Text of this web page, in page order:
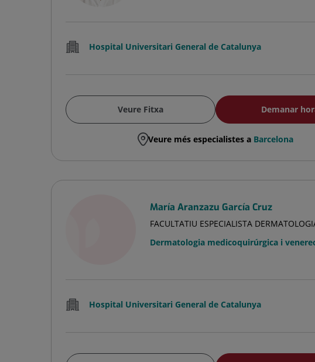
Hospital Universitari General de Catalunya
Veure Fitxa Demanar
Veure més especialistes a Barcelona
María Aranzazu García Cruz
FACULTATIU ESPECIALISTA
Dermatologia medicoquirúrgica i
Hospital Universitari General de Catalunya